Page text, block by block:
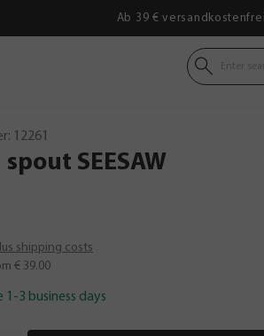
Ab 39 € versandkostenfrei
Enter
12261
spout SEESAW
shipping costs
€ 39.00
1-3 business days